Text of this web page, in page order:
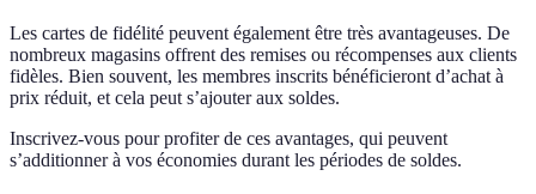
Les cartes de fidélité peuvent également être très avantageuses. De
nombreux magasins offrent des remises ou récompenses aux clients
fidèles. Bien souvent, les membres inscrits bénéficieront d’achat à
prix réduit, et cela peut s’ajouter aux soldes.
Inscrivez-vous pour profiter de ces avantages, qui peuvent
s’additionner à vos économies durant les périodes de soldes.